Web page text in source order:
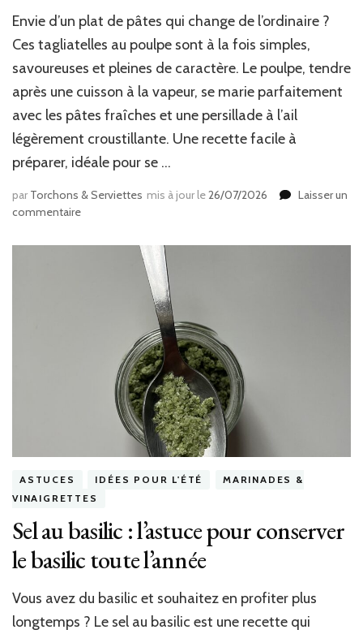
Envie d’un plat de pâtes qui change de l’ordinaire ?
Ces tagliatelles au poulpe sont à la fois simples,
savoureuses et pleines de caractère. Le poulpe, tendre
après une cuisson à la vapeur, se marie parfaitement
avec les pâtes fraîches et une persillade à l’ail
légèrement croustillante. Une recette facile à
préparer, idéale pour se …
par Torchons & Serviettes mis à jour le26/07/2026
Laisser un
commentairesur
&
ASTUCES IDÉES POUR L'ÉTÉ
MARINADES &
VINAIGRETTES
Sel au basilic : l’astuce pour conserver
le basilic toute l’année
Vous avez du basilic et souhaitez en profiter plus
longtemps ? Le sel au basilic est une recette qui